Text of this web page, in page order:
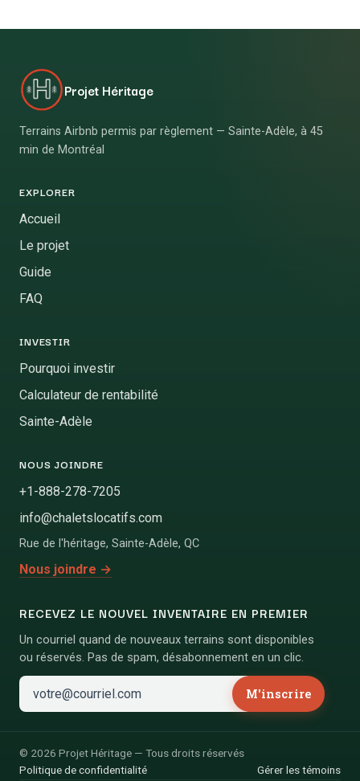
Projet Héritage
Terrains Airbnb permis par règlement — Sainte-Adèle, à 45
min de Montréal
EXPLORER
Accueil
Le projet
Guide
FAQ
INVESTIR
Pourquoi investir
Calculateur de rentabilité
Sainte-Adèle
NOUS JOINDRE
+1-888-278-7205
info@chaletslocatifs.com
Rue de l'héritage, Sainte-Adèle, QC
Nous joindre →
RECEVEZ LE NOUVEL INVENTAIRE EN PREMIER
Un courriel quand de nouveaux terrains sont disponibles
ou réservés. Pas de spam, désabonnement en un clic.
M'inscrire
© 2026 Projet Héritage — Tous droits réservés
Politique de confidentialité
Gérer les témoins